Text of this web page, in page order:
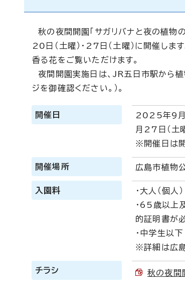
秋の夜間開園「サガリバナと夜の植物
20日（土曜）・27日（土曜）に開催し
香る花をご覧いただけます。
夜間開園実施日は、JR五日市駅から植
ジを御確認ください。）。
開催日
2025年9月6
月27日（土
※開催日は
開催場所 広島市植物
入園料
・大人（個
・65歳以上
的証明書が
・中学生以
※詳細は広島
チラシ 秋の夜間